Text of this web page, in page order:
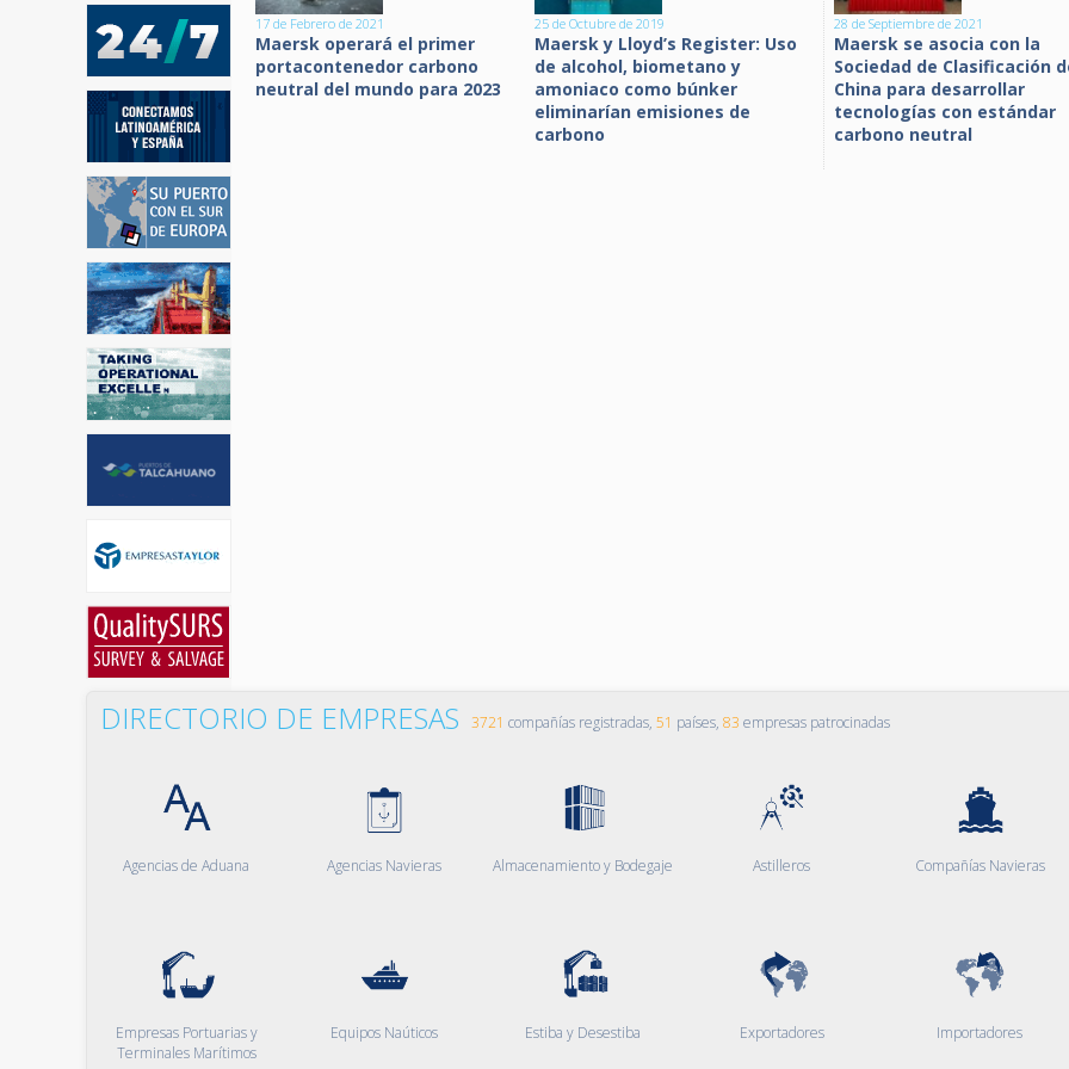
17 de Febrero de 2021
Maersk operará el primer
portacontenedor carbono
neutral del mundo para 2023
25 de Octubre de 2019
Maersk y Lloyd’s Register: Uso
de alcohol, biometano y
amoniaco como búnker
eliminarían emisiones de
carbono
28 de Septiembre de 2021
Maersk se asocia con la
Sociedad de Clasificación
China para desarrollar
tecnologías con estándar
carbono neutral
DIRECTORIO DE EMPRESAS 3721 compañías registradas, 51 países, 83 empresas patrocinadas
Agencias de Aduana Agencias Navieras Almacenamiento y Bodegaje Astilleros Compañías Navieras
Empresas Portuarias y
Terminales Marítimos
Equipos Naúticos Estiba y Desestiba Exportadores Importadores